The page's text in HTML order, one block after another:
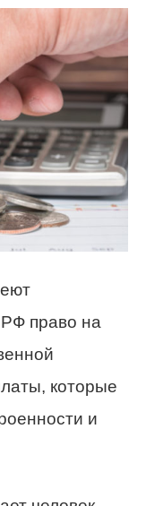
РФ право на
которые
и